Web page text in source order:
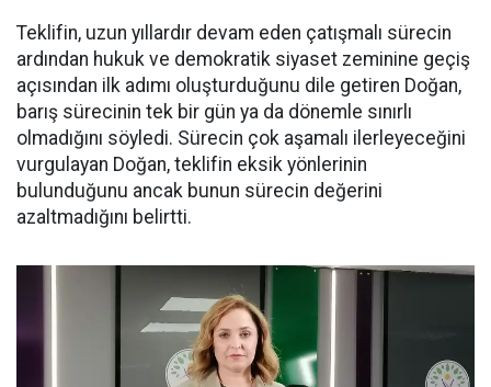
Teklifin, uzun yıllardır devam eden çatışmalı sürecin
ardından hukuk ve demokratik siyaset zeminine geçiş
açısından ilk adımı oluşturduğunu dile getiren Doğan,
barış sürecinin tek bir gün ya da dönemle sınırlı
olmadığını söyledi. Sürecin çok aşamalı ilerleyeceğini
vurgulayan Doğan, teklifin eksik yönlerinin
bulunduğunu ancak bunun sürecin değerini
azaltmadığını belirtti.